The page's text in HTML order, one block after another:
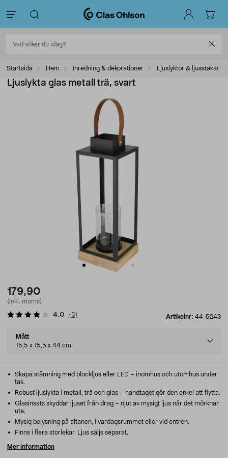
Startsida Hem Inredning & dekorationer Ljuslyktor & ljusstakar
Ljuslykta glas metall trä, svart
179,90
(inkl. moms)
Artikelnr: 44-5243
4.0 ( 5)
Select
variant
Mått
15,5 x 15,5 x 44 cm
Skapa stämning med blockljus eller LED – inomhus och utomhus under
tak.
Robust ljuslykta i metall, trä och glas – handtaget gör den enkel att flytta.
Glasinsats skyddar ljuset från drag – njut av mysigt ljus när det mörknar
ute.
Mysig belysning på altanen, i vardagsrummet eller vid entrén.
Finns i flera storlekar. Ljus säljs separat.
Mer information